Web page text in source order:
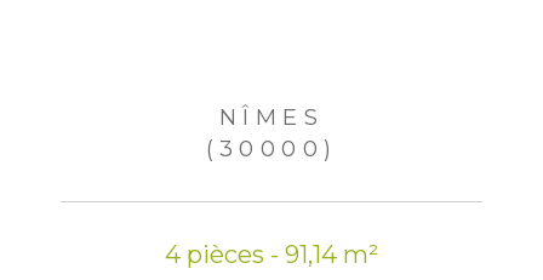
NÎMES
(30000)
4 pièces - 91,14 m²